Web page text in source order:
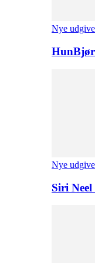
Nye
Nye
Siri Neel